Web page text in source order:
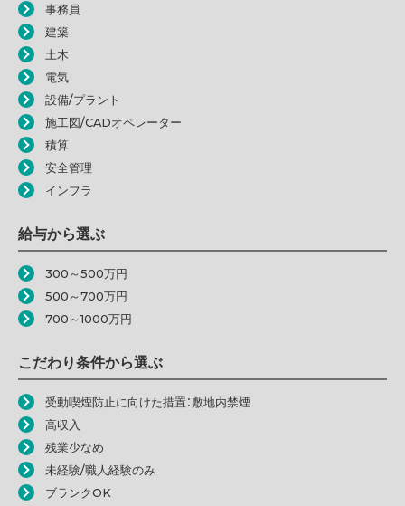
事務員
建築
土木
電気
設備/プラント
施工図/CADオペレーター
積算
安全管理
インフラ
給与から選ぶ
300～500万円
500～700万円
700～1000万円
こだわり条件から選ぶ
受動喫煙防止に向けた措置：敷地内禁煙
高収入
残業少なめ
未経験/職人経験のみ
ブランクOK